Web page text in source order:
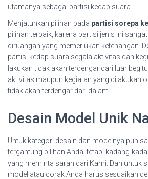
utamanya sebagai partisi kedap suara.
Menjatuhkan pilihan pada partisi sorepa
pilihan terbaik, karena partisi jenis ini
diruangan yang memerlukan ketenangan.
partisi kedap suara segala aktivitas dan
lakukan tidak akan terdengar dari luar
aktivitas maupun kegiatan yang dilakukan
tidak akan terdengar dari dalam.
Desain Model Unik
Untuk kategori desain dan modelnya pun
tergantung pilihan Anda, tetapi kadang-
yang meminta saran dari Kami. Dan untuk
model atau corak Anda harus sesuaikan